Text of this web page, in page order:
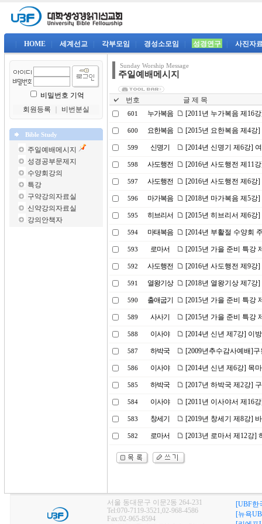
HOME 세계선교 각부모임 경성소모임 성경연구 사진자
비밀번호 기억
회원등록
비번분실
Bible Study
주일예배메시지
성경공부문제지
수양회강의
특강
구약강의자료실
신약강의자료실
강의안책자
Sunday Worship Message
주일예배메시지
번호 글 제 목
601 누가복음 [2011년 누가복음 제16
600 요한복음 [2015년 요한복음 제4강
599 신명기 [2014년 신명기 제6강]
598 사도행전 [2016년 사도행전 제11
597 사도행전 [2016년 사도행전 제6
596 마가복음 [2018년 마가복음 제5강
595 히브리서 [2015년 히브리서 제6강
594 마태복음 [2014년 부활절 수양회
593 로마서 [2015년 가을 준비 특강
592 사도행전 [2016년 사도행전 제9강
591 열왕기상 [2018년 열왕기상 제7강
590 출애굽기 [2015년 가을 준비 특강
589 사사기 [2015년 가을 준비 특강
588 이사야 [2014년 신년 제7강] 이
587 하박국 [2009년추수감사예배]
586 이사야 [2014년 신년 제6강] 목
585 하박국 [2017년 하박국 제2강]
584 이사야 [2011년 이사야서 제16
583 창세기 [2019년 창세기 제8강]
582 로마서 [2013년 로마서 제12강]
서울 동대문구 이문2동 264-231
Tel:070-7119-3521,02-968-4586
Fax:02-965-8594
[UBF한
[뉴욕